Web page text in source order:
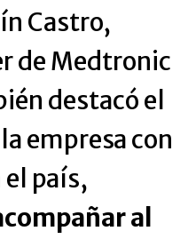
Castro,
de Medtronic
destacó el
empresa con
el país,
al